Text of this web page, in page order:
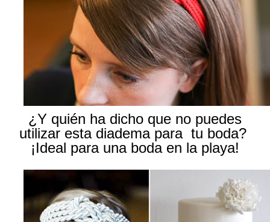
¿Y quién ha dicho que no puedes
utilizar esta diadema para tu boda?
¡Ideal para una boda en la playa!